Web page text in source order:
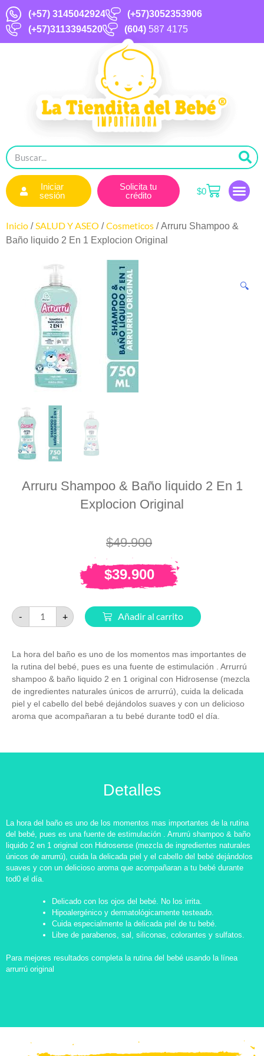
(+57) 3145042924
(+57)3052353906
(+57)3113394520
(604) 587 4175
Iniciar
sesión
Solicita tu
crédito
$0
Inicio /SALUD Y ASEO /Cosmeticos / Arruru Shampoo &
Baño liquido 2 En 1 Explocion Original
🔍
Arruru Shampoo & Baño liquido 2 En 1
Explocion Original
$49.900
$39.900
- + Añadir al carrito
La hora del baño es uno de los momentos mas importantes de
la rutina del bebé, pues es una fuente de estimulación . Arrurrú
shampoo & baño liquido 2 en 1 original con Hidrosense (mezcla
de ingredientes naturales únicos de arrurrú), cuida la delicada
piel y el cabello del bebé dejándolos suaves y con un delicioso
aroma que acompañaran a tu bebé durante tod0 el día.
Detalles
La hora del baño es uno de los momentos mas importantes de la rutina
del bebé, pues es una fuente de estimulación . Arrurrú shampoo & baño
liquido 2 en 1 original con Hidrosense (mezcla de ingredientes naturales
únicos de arrurrú), cuida la delicada piel y el cabello del bebé dejándolos
suaves y con un delicioso aroma que acompañaran a tu bebé durante
tod0 el día.
Delicado con los ojos del bebé. No los irrita.
Hipoalergénico y dermatológicamente testeado.
Cuida especialmente la delicada piel de tu bebé.
Libre de parabenos, sal, siliconas, colorantes y sulfatos.
Para mejores resultados completa la rutina del bebé usando la línea
arrurrú original